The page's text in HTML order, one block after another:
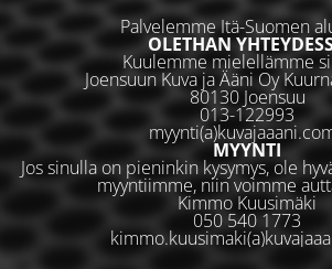
Palvelemme Itä-Suomen
OLETHAN
Kuulemme mielellämme
Joensuun Kuva ja Ääni Oy
80130 Joensuu
013-122993
MYYNTI
Jos sinulla on pieninkin kysymys, ole
myyntiimme, niin voimme
Kimmo Kuusimäki
050 540 1773